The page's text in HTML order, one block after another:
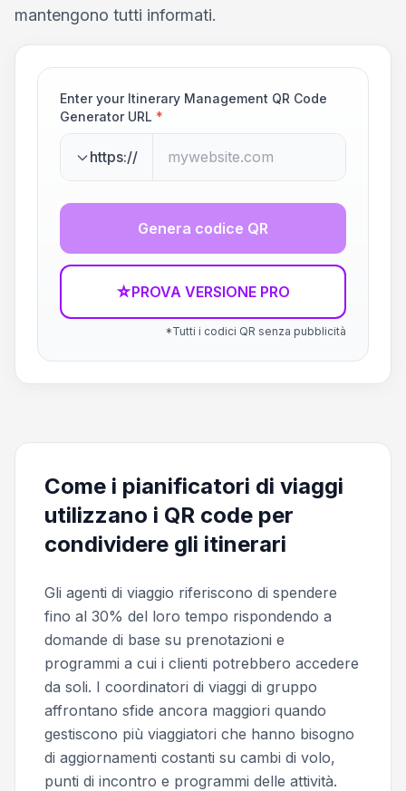
mantengono tutti informati.
Enter your Itinerary Management QR Code
Generator URL *
https://
Genera codice QR
☆PROVA VERSIONE PRO
*Tutti i codici QR senza pubblicità
Come i pianificatori di viaggi
utilizzano i QR code per
condividere gli itinerari
Gli agenti di viaggio riferiscono di spendere
fino al 30% del loro tempo rispondendo a
domande di base su prenotazioni e
programmi a cui i clienti potrebbero accedere
da soli. I coordinatori di viaggi di gruppo
affrontano sfide ancora maggiori quando
gestiscono più viaggiatori che hanno bisogno
di aggiornamenti costanti su cambi di volo,
punti di incontro e programmi delle attività.